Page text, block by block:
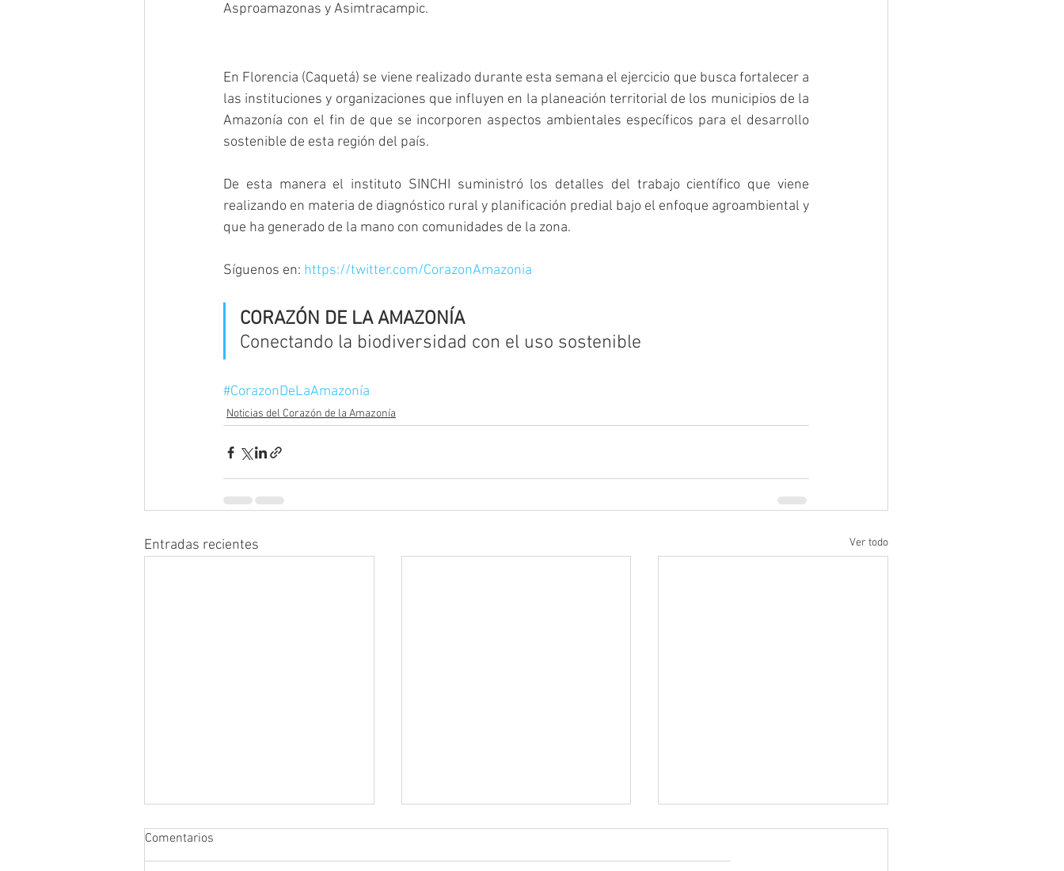
Asproamazonas y Asimtracampic.
En Florencia (Caquetá) se viene realizado durante esta semana el ejercicio que busca fortalecer a
las instituciones y organizaciones que influyen en la planeación territorial de los municipios de la
Amazonía con el fin de que se incorporen aspectos ambientales específicos para el desarrollo
sostenible de esta región del país.
De esta manera el instituto SINCHI suministró los detalles del trabajo científico que viene
realizando en materia de diagnóstico rural y planificación predial bajo el enfoque agroambiental y
que ha generado de la mano con comunidades de la zona.
Síguenos en: https://twitter.com/CorazonAmazonia
CORAZÓN DE LA AMAZONÍA
Conectando la biodiversidad con el uso sostenible
#CorazonDeLaAmazonía
Noticias del Corazón de la Amazonía
Entradas recientes Ver todo
Comentarios